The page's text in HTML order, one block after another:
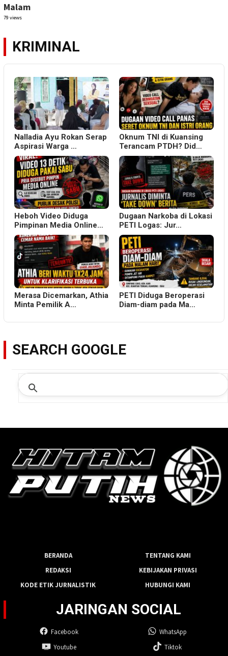
Malam
79 views
KRIMINAL
Nalladia Ayu Rokan Serap
Aspirasi Warga …
Oknum TNI di Kuansing
Terancam PTDH? Did…
Heboh Video Diduga
Pimpinan Media Online…
Dugaan Narkoba di Lokasi
PETI Logas: Jur…
Merasa Dicemarkan, Athia
Minta Pemilik A…
PETI Diduga Beroperasi
Diam-diam pada Ma…
SEARCH GOOGLE
BERANDA
TENTANG KAMI
REDAKSI
KEBIJAKAN PRIVASI
KODE ETIK JURNALISTIK
HUBUNGI KAMI
JARINGAN SOCIAL
Facebook
WhatsApp
Youtube
Tiktok